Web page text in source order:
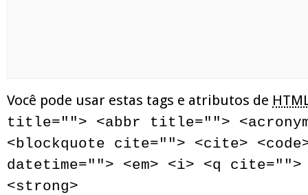
Você pode usar estas tags e atributos de
title=""> <abbr title="">
<blockquote cite=""> <cite>
datetime=""> <em> <i> <q
<strong>